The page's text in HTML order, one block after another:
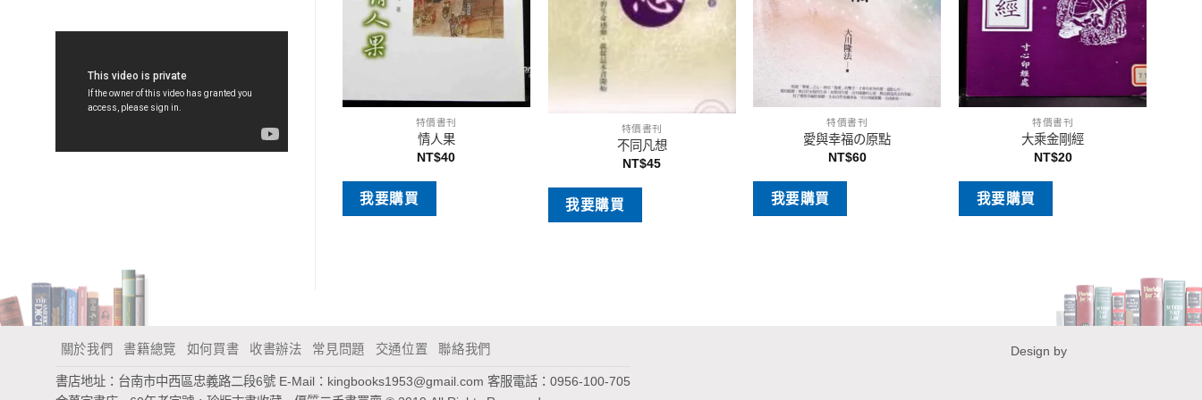
特價書刊
情人果
NT$40
我要購買
特價書刊
不同凡想
NT$45
我要購買
特價書刊
愛與幸福の原點
NT$60
我要購買
特價書刊
大乘金剛經
NT$20
我要購買
元祖蔬菜湯強健法
Design by
關於我們 書籍總覽 如何買書 收書辦法 常見問題 交通位置 聯絡我們
書店地址：台南市中西區忠義路二段6號 E-Mail： kingbooks1953@gmail.com 客服電話：0956-100-705